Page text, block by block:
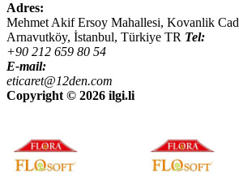
Adres:
Mehmet Akif Ersoy Mahallesi, Kovanlik
Arnavutköy, İstanbul, Türkiye TR Tel:
+90 212 659 80 54
E-mail:
eticaret@12den.com
Copyright © 2026 ilgi.li